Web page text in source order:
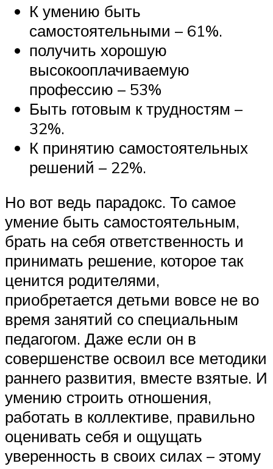
К умению быть
самостоятельными – 61%.
получить хорошую
высокооплачиваемую
профессию – 53%
Быть готовым к трудностям –
32%.
К принятию самостоятельных
решений – 22%.
Но вот ведь парадокс. То самое
умение быть самостоятельным,
брать на себя ответственность и
принимать решение, которое так
ценится родителями,
приобретается детьми вовсе не во
время занятий со специальным
педагогом. Даже если он в
совершенстве освоил все методики
раннего развития, вместе взятые. И
умению строить отношения,
работать в коллективе, правильно
оценивать себя и ощущать
уверенность в своих силах – этому